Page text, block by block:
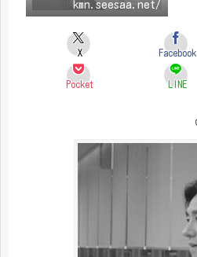
kmn.seesaa.net/
X Facebook
Pocket LINE